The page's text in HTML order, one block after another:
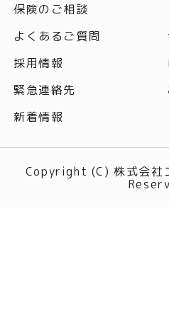
保険のご相談
よくあるご質問
採用情報
緊急連絡先
新着情報
Copyright (C) 株式会社